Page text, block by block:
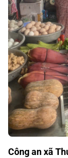
Công an xã